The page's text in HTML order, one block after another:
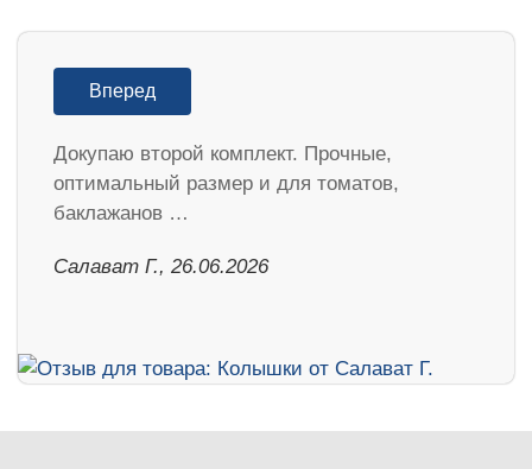
Вперед
Докупаю второй комплект. Прочные,
оптимальный размер и для томатов,
баклажанов …
Салават Г., 26.06.2026